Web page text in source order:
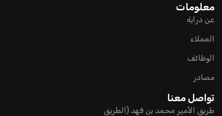
معلومات
عن دراية
العملاء
الوظائف
مصادر
تواصل معنا
طريق الأمير محمد بن فهد (الطريق